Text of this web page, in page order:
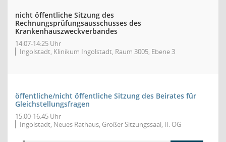
nicht öffentliche Sitzung des
Rechnungsprüfungsausschusses des
Krankenhauszweckverbandes
14:07-14:25 Uhr
Ingolstadt, Klinikum Ingolstadt, Raum 3005, Ebene 3
öffentliche/nicht öffentliche Sitzung des Beirates für
Gleichstellungsfragen
15:00-16:45 Uhr
Ingolstadt, Neues Rathaus, Großer Sitzungssaal, II. OG